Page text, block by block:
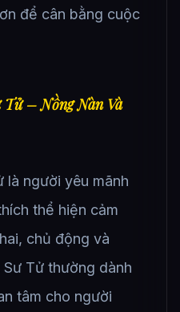
để cân bằng cuộc
Tử – Nồng Nàn Và
là người yêu mãnh
thể hiện cảm
chủ động và
Tử thường dành
tâm cho người